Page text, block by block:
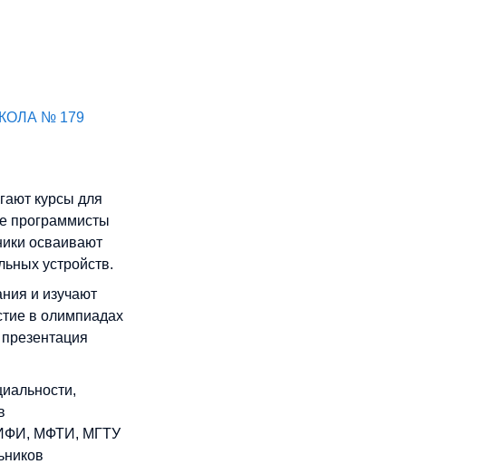
№ 179
курсы для
программисты
осваивают
устройств.
и изучают
в олимпиадах
МФТИ, МГТУ